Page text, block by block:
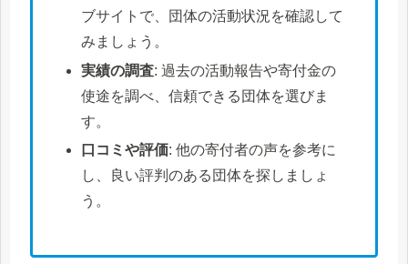
ブサイトで、団体の活動状況を確認して
みましょう。
実績の調査: 過去の活動報告や寄付金の
使途を調べ、信頼できる団体を選びま
す。
口コミや評価: 他の寄付者の声を参考に
し、良い評判のある団体を探しましょ
う。